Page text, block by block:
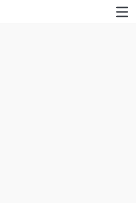
特定商取引法に関する表記